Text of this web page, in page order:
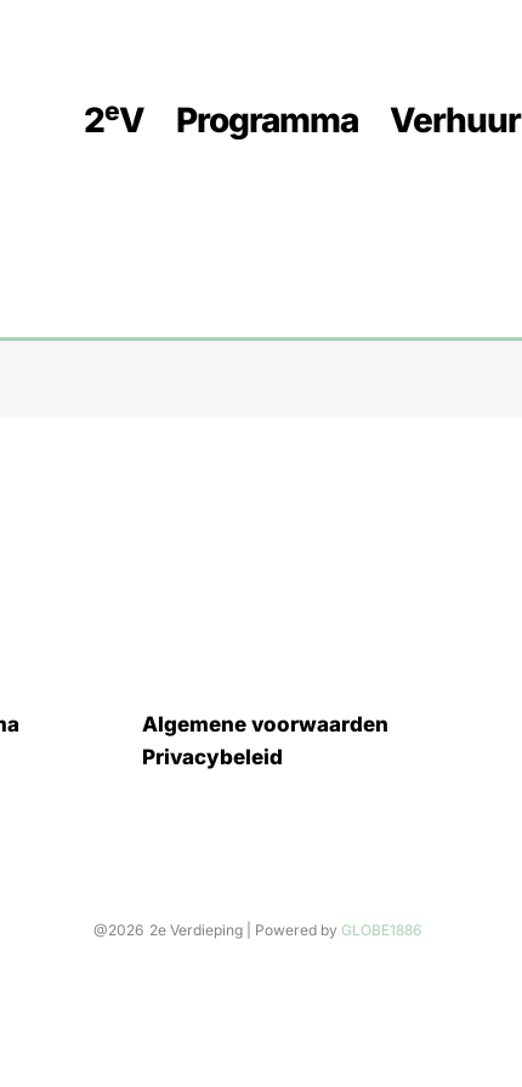
2EV Programma Verhuur
Algemene voorwaarden
Privacybeleid
@2026 2e Verdieping | Powered by GLOBE1886